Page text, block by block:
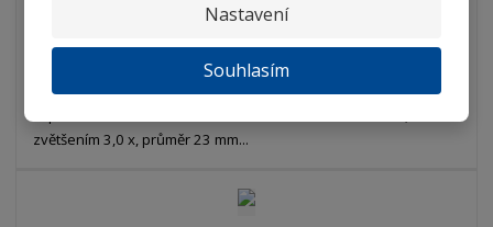
Nastavení
Souhlasím
SKLADEM
zvětšením 3,0 x, průměr 23 mm...